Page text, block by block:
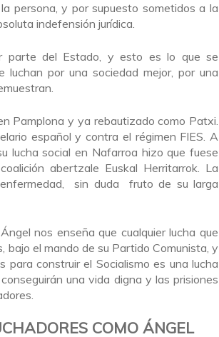
persona, y por supuesto sometidos a la
indefensión jurídica.
parte del Estado, y esto es lo que se
luchan por una sociedad mejor, por una
Pamplona y ya rebautizado como Patxi.
español y contra el régimen FIES. A
lucha social en Nafarroa hizo que fuese
abertzale Euskal Herritarrok. La
sin duda fruto de su larga
nos enseña que cualquier lucha que
bajo el mando de su Partido Comunista, y
construir el Socialismo es una lucha
una vida digna y las prisiones
COMO ÁNGEL